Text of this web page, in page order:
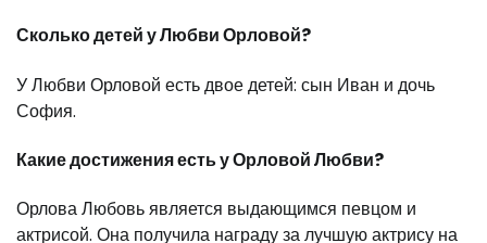
Сколько детей у Любви Орловой?
У Любви Орловой есть двое детей: сын Иван и дочь
София.
Какие достижения есть у Орловой Любви?
Орлова Любовь является выдающимся певцом и
актрисой. Она получила награду за лучшую актрису на